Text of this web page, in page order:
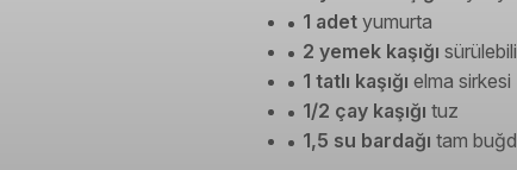
1 adet yumurta
2 yemek kaşığı
1 tatlı kaşığı elma sirkesi
1/2 çay kaşığı tuz
1,5 su bardağı tam